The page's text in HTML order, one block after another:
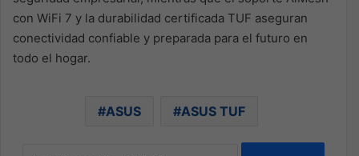
con WiFi 7 y la durabilidad certificada TUF aseguran
conectividad confiable y preparada para el futuro en
todo el hogar.
ASUS ASUS TUF